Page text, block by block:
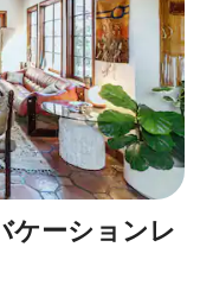
ケーションレ